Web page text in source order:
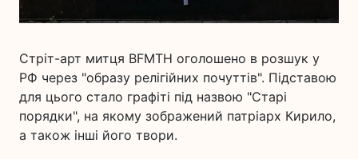
Стріт-арт митця BFMTH оголошено в розшук у
РФ через "образу релігійних почуттів". Підставою
для цього стало графіті під назвою "Старі
порядки", на якому зображений патріарх Кирило,
а також інші його твори.